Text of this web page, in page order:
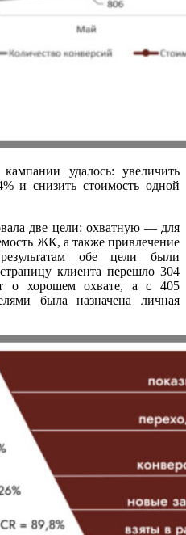
удалось: увеличить
и снизить стоимость одной
две цели: охватную — для
ЖК, а также привлечение
обе цели были
клиента перешло 304
о хорошем охвате, а с 405
была назначена личная